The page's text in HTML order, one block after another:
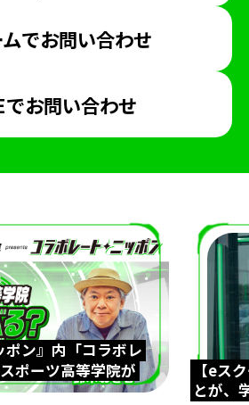
でお問い合わせ
でお問い合わせ
ポン』内「コラボレ
ポーツ高等学院が
【eス
とが、